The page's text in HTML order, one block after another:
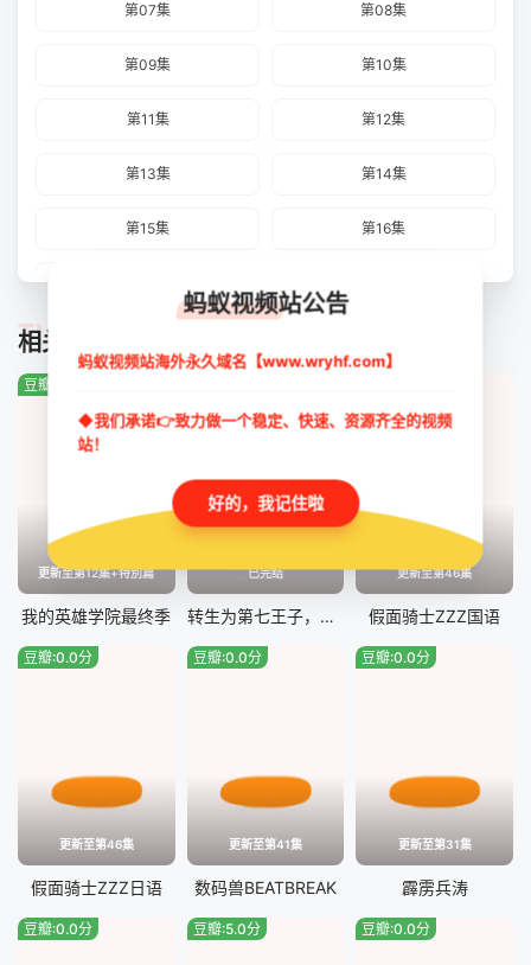
第07集 第08集
第09集 第10集
第11集 第12集
第13集 第14集
第15集 第16集
相关推荐
TUIJIAN
更新至第12集+特別篇
豆瓣:0.0分
我的英雄学院最终季
已完结
转生为第七王子，随心所欲的魔法学习之路第二季
更新至第46集
假面骑士ZZZ国语
更新至第46集
豆瓣:0.0分
假面骑士ZZZ日语
更新至第41集
豆瓣:0.0分
数码兽BEATBREAK
更新至第31集
豆瓣:0.0分
霹雳兵涛
豆瓣:0.0分 豆瓣:5.0分 豆瓣:0.0分
蚂蚁视频站公告
蚂蚁视频站海外永久域名【www.wryhf.com】
◆我们承诺👉致力做一个稳定、快速、资源齐全的视频
站！
好的，我记住啦